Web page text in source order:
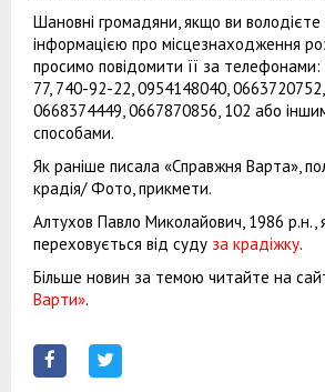
Шановні громадяни, якщо ви
інформацією про місцезнаходження
просимо повідомити її за
77, 740-92-22, 0954148040,
0668374449, 0667870856, 102 або
способами.
Як раніше писала «Справжня Варта»,
крадія/ Фото, прикмети.
Алтухов Павло Миколайович, 1986 р.н.,
переховується від суду за крадіжку.
Більше новин за темою читайте на
Варти».